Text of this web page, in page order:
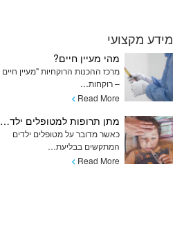
מידע מקצועי
מהי מעיין חיים?
מרכז ההכנות הרוקחיות "מעיין חיים
– רוקחות…
Read More
מתן תרופות למטופלים ילדים המתקשים בשימוש בכדורים ומהן האלטרנטיבות
כאשר מדובר על מטופלים ילדים
המתקשים בבליעת…
Read More